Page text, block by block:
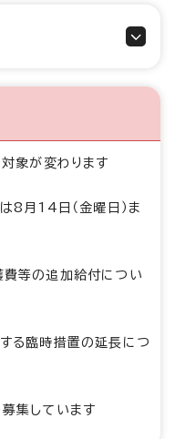
象が変わります
8月14日（金曜日）ま
等の追加給付につい
る臨時措置の延長につ
集しています